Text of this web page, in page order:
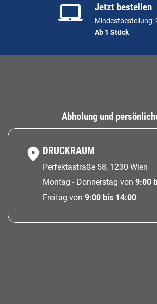
Jetzt bestellen
Mindestbestellung:
Ab 1 Stück
Abholung und
DRUCKRAUM
Perfektastraße 58, 1230 Wien
Montag - Donnerstag von 9:00
Freitag von 9:00 bis 14:00